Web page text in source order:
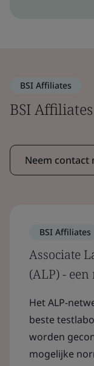
BSI Affiliates
BSI Affiliates
Neem contact
BSI Affiliates
Associate
(ALP) -
Het ALP-
beste
worden
mogelijke